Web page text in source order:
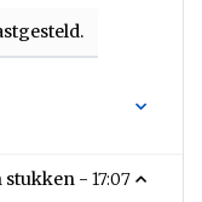
stukken - 17:07